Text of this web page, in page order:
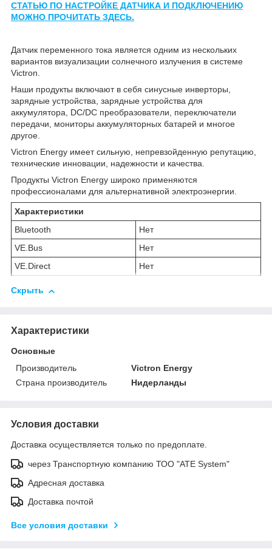
СТАТЬЮ ПО НАСТРОЙКЕ ДАТЧИКА И ПОДКЛЮЧЕНИЮ
МОЖНО ПРОЧИТАТЬ ЗДЕСЬ.
Датчик переменного тока является одним из нескольких
вариантов визуализации солнечного излучения в системе
Victron.
Наши продукты включают в себя синусные инверторы,
зарядные устройства, зарядные устройства для
аккумулятора, DC/DC преобразователи, переключатели
передачи, мониторы аккумуляторных батарей и многое
другое.
Victron Energy имеет сильную, непревзойденную репутацию,
технические инновации, надежности и качества.
Продукты Victron Energy широко применяются
профессионалами для альтернативной электроэнергии.
Характеристики
Bluetooth
Нет
VE.Bus
Нет
VE.Direct
Нет
Скрыть
Характеристики
Основные
Производитель
Victron Energy
Страна производитель
Нидерланды
Условия доставки
Доставка осуществляется только по предоплате.
через Транспортную компанию ТОО "ATE System"
Адресная доставка
Доставка почтой
Все условия доставки